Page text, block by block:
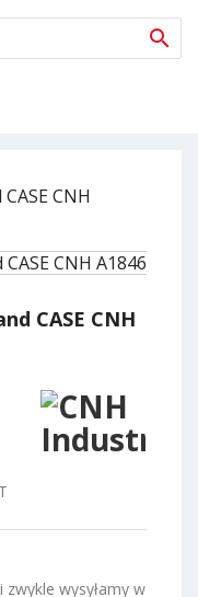

CASE CNH
zwykle wysyłamy w